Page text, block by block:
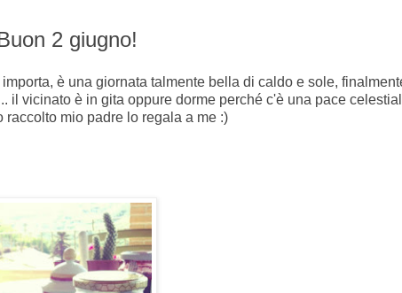
2 giugno!
è una giornata talmente bella di caldo e sole,
il vicinato è in gita oppure dorme perché c'è una pace
mio padre lo regala a me :)